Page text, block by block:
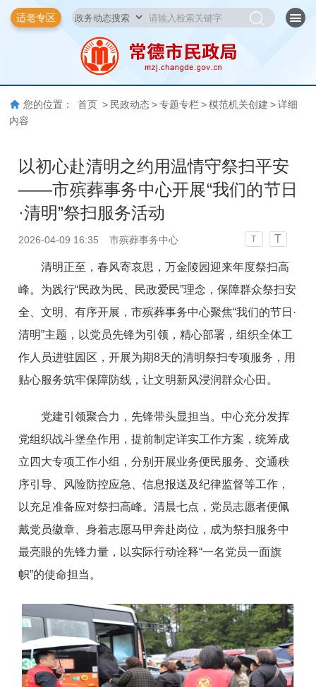
适老专区
您的位置： 首页 > 民政动态 > 专题专栏 > 模范机关创建 > 详细
内容
以初心赴清明之约用温情守祭扫平安
——市殡葬事务中心开展“我们的节日
·清明”祭扫服务活动
2026-04-09 16:35 市殡葬事务中心 T T
清明正至，春风寄哀思，万金陵园迎来年度祭扫高
峰。为践行“民政为民、民政爱民”理念，保障群众祭扫安
全、文明、有序开展，市殡葬事务中心聚焦“我们的节日·
清明”主题，以党员先锋为引领，精心部署，组织全体工
作人员进驻园区，开展为期8天的清明祭扫专项服务，用
贴心服务筑牢保障防线，让文明新风浸润群众心田。
党建引领聚合力，先锋带头显担当。中心充分发挥
党组织战斗堡垒作用，提前制定详实工作方案，统筹成
立四大专项工作小组，分别开展业务便民服务、交通秩
序引导、风险防控应急、信息报送及纪律监督等工作，
以充足准备应对祭扫高峰。清晨七点，党员志愿者便佩
戴党员徽章、身着志愿马甲奔赴岗位，成为祭扫服务中
最亮眼的先锋力量，以实际行动诠释“一名党员一面旗
帜”的使命担当。